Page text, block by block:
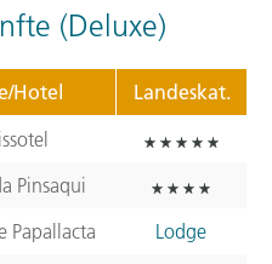
(Deluxe)
Hotel
Landeskat.
Pinsaqui
Papallacta
Lodge